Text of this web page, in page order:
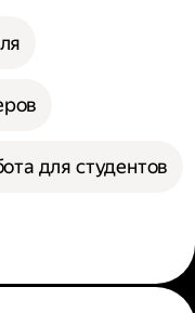
для студентов